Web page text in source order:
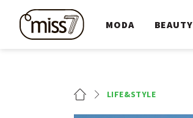
MODA BEAUTY
LIFE&STYLE